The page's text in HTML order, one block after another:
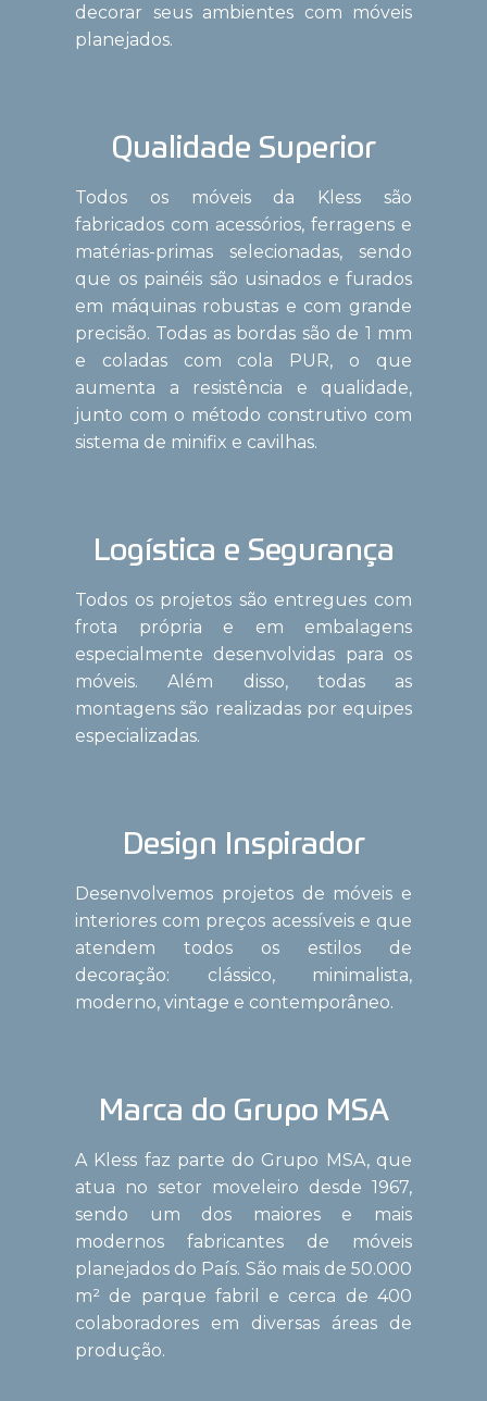
decorar seus ambientes com móveis
planejados.
Qualidade Superior
Todos os móveis da Kless são
fabricados com acessórios, ferragens e
matérias-primas selecionadas, sendo
que os painéis são usinados e furados
em máquinas robustas e com grande
precisão. Todas as bordas são de 1 mm
e coladas com cola PUR, o que
aumenta a resistência e qualidade,
junto com o método construtivo com
sistema de minifix e cavilhas.
Logística e Segurança
Todos os projetos são entregues com
frota própria e em embalagens
especialmente desenvolvidas para os
móveis. Além disso, todas as
montagens são realizadas por equipes
especializadas.
Design Inspirador
Desenvolvemos projetos de móveis e
interiores com preços acessíveis e que
atendem todos os estilos de
decoração: clássico, minimalista,
moderno, vintage e contemporâneo.
Marca do Grupo MSA
A Kless faz parte do Grupo MSA, que
atua no setor moveleiro desde 1967,
sendo um dos maiores e mais
modernos fabricantes de móveis
planejados do País. São mais de 50.000
m² de parque fabril e cerca de 400
colaboradores em diversas áreas de
produção.